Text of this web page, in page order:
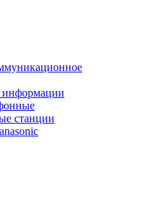
информации
станции